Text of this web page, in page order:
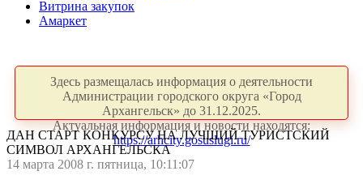
Витрина закупок
Амаркет
Здесь размещалась информация о деятельности
Администрации городского округа «Город
Архангельск» до 31.12.2025.
Актуальная информация и новости находятся:
https://arhcity.gosuslugi.ru/
ДАН СТАРТ КОНКУРСУ НА ЛУЧШИЙ ТУРИСТСКИЙ
СИМВОЛ АРХАНГЕЛЬСКА
14 марта 2008 г. пятница, 10:11:07